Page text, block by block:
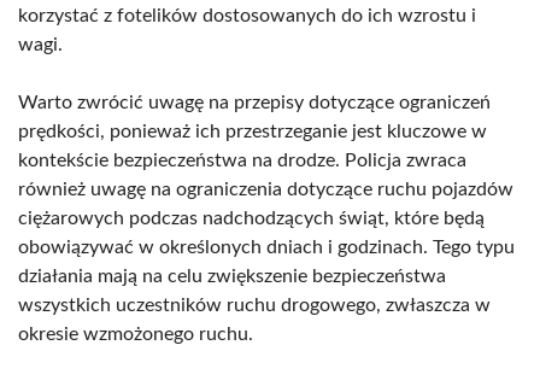
korzystać z fotelików dostosowanych do ich wzrostu i
wagi.
Warto zwrócić uwagę na przepisy dotyczące ograniczeń
prędkości, ponieważ ich przestrzeganie jest kluczowe w
kontekście bezpieczeństwa na drodze. Policja zwraca
również uwagę na ograniczenia dotyczące ruchu pojazdów
ciężarowych podczas nadchodzących świąt, które będą
obowiązywać w określonych dniach i godzinach. Tego typu
działania mają na celu zwiększenie bezpieczeństwa
wszystkich uczestników ruchu drogowego, zwłaszcza w
okresie wzmożonego ruchu.